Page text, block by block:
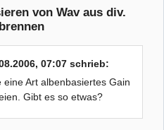
von Wav aus div.
07:07 schrieb:
eine Art albenbasiertes Gain
Gibt es so etwas?